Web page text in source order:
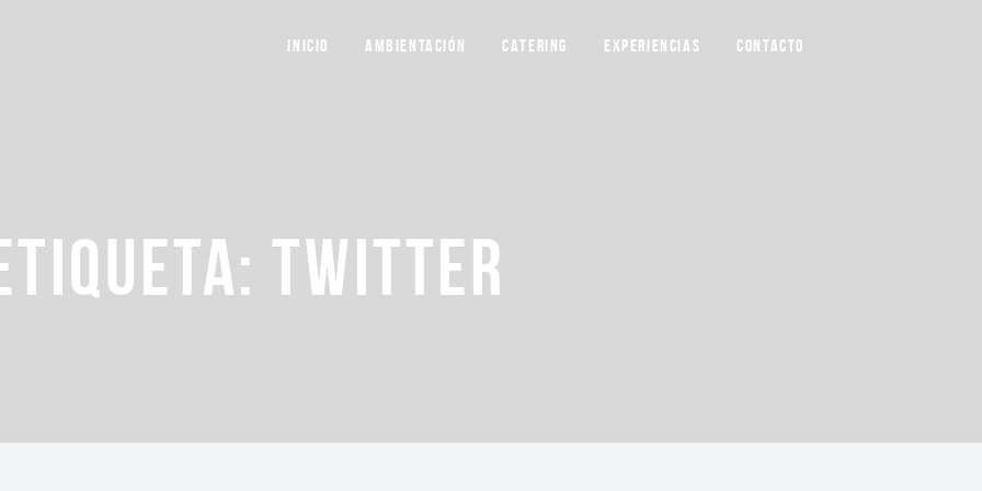
INICIO AMBIENTACIÓN CATERING EXPERIENCIAS CONTACTO
TWITTER